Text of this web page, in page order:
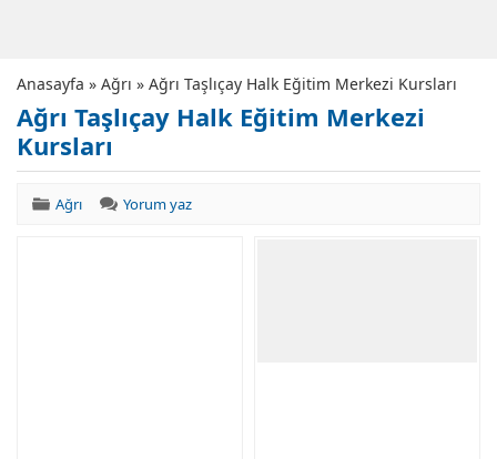
Anasayfa » Ağrı » Ağrı Taşlıçay Halk Eğitim Merkezi Kursları
Ağrı Taşlıçay Halk Eğitim Merkezi
Kursları
Ağrı Yorum yaz